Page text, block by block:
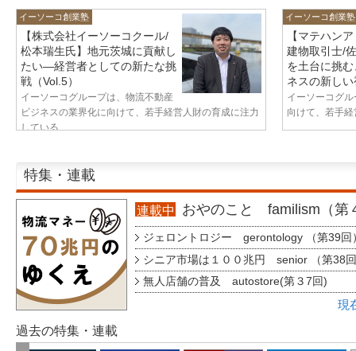
イーソーコ創業塾
【株式会社イーソーコクール/
松本瑞生氏】地元茨城に貢献し
たい—経営者としての新たな挑
戦（Vol.5）
イーソーコグループは、物流不動産
ビジネスの業界化に向けて、若手経営人財の育成に注力
している...
イーソーコ創業塾
【マテハン
建物取引士/
を土台に挑
ネスの新し
イーソーコグ
向けて、若手
特集・連載
連載中 おやのこと familism（第
ジェロントロジー gerontology （第39回
シニア市場は１００兆円 senior （第38
無人店舗の普及 autostore(第３7回)
現
過去の特集・連載